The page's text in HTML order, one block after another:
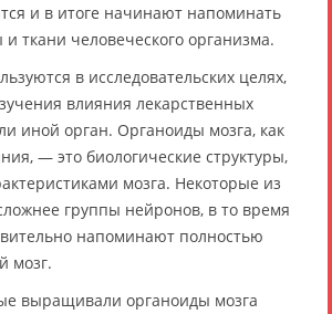
и в итоге начинают напоминать
ткани человеческого организма.
в исследовательских целях,
влияния лекарственных
иной орган. Органоиды мозга, как
— это биологические структуры,
мозга. Некоторые из
группы нейронов, в то время
напоминают полностью
мозг.
выращивали органоиды мозга